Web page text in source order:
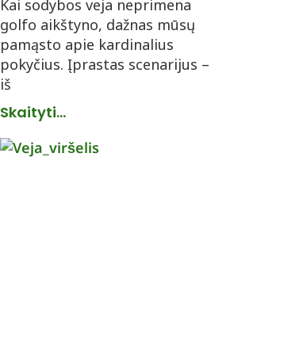
Kai sodybos veja neprimena
golfo aikštyno, dažnas mūsų
pamąsto apie kardinalius
pokyčius. Įprastas scenarijus –
iš
Skaityti...